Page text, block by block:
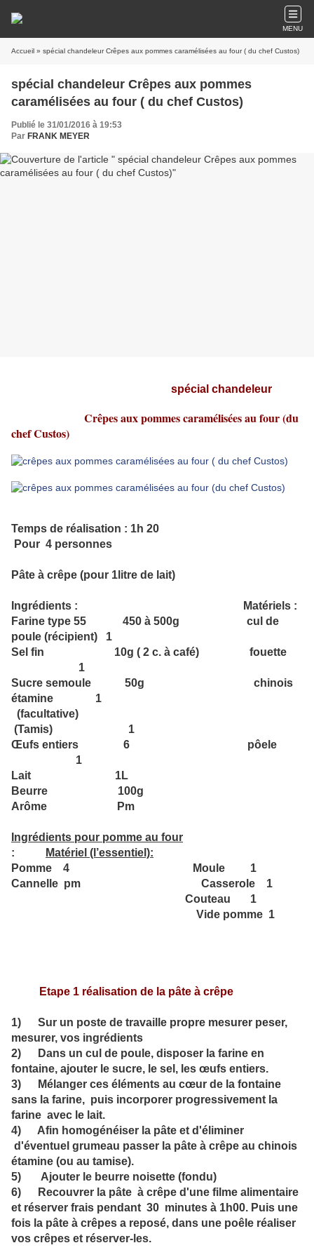
MENU
Accueil » spécial chandeleur Crêpes aux pommes caramélisées au four ( du chef Custos)
spécial chandeleur Crêpes aux pommes
caramélisées au four ( du chef Custos)
Publié le 31/01/2016 à 19:53
Par FRANK MEYER
spécial chandeleur
Crêpes aux pommes caramélisées au four (du
chef Custos)
Temps de réalisation : 1h 20
Pour 4 personnes
Pâte à crêpe (pour 1litre de lait)
Ingrédients : Matériels :
Farine type 55 450 à 500g cul de
poule (récipient) 1
Sel fin 10g ( 2 c. à café) fouette
1
Sucre semoule 50g chinois
étamine 1
(facultative)
(Tamis) 1
Œufs entiers 6 pôele
1
Lait 1L
Beurre 100g
Arôme Pm
Ingrédients pour pomme au four
:
Matériel (l’essentiel):
Pomme 4 Moule 1
Cannelle pm Casserole 1
Couteau 1
Vide pomme 1
Etape 1 réalisation de la pâte à crêpe
1) Sur un poste de travaille propre mesurer peser,
mesurer, vos ingrédients
2) Dans un cul de poule, disposer la farine en
fontaine, ajouter le sucre, le sel, les œufs entiers.
3) Mélanger ces éléments au cœur de la fontaine
sans la farine, puis incorporer progressivement la
farine avec le lait.
4) Afin homogénéiser la pâte et d'éliminer
d'éventuel grumeau passer la pâte à crêpe au chinois
étamine (ou au tamise).
5) Ajouter le beurre noisette (fondu)
6) Recouvrer la pâte à crêpe d'une filme alimentaire
et réserver frais pendant 30 minutes à 1h00. Puis une
fois la pâte à crêpes a reposé, dans une poêle réaliser
vos crêpes et réserver-les.